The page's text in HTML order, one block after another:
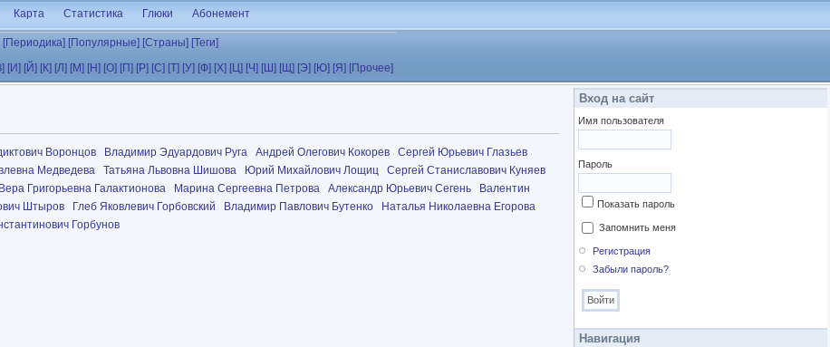
Карта Статистика Глюки Абонемент
[Периодика] [Популярные] [Страны] [Теги]
[И] [Й] [К] [Л] [М] [Н] [О] [П] [Р] [С] [Т] [У] [Ф] [Х] [Ц] [Ч] [Ш] [Щ] [Э] [Ю] [Я] [Прочее]
Воронцов Владимир Эдуардович Руга Андрей Олегович Кокорев
Сергей Юрьевич Глазьев
Медведева Татьяна Львовна Шишова Юрий Михайлович Лощиц
Сергей Станиславович Куняев
Вера Григорьевна Галактионова Марина Сергеевна Петрова Александр Юрьевич Сегень
Валентин
Штыров Глеб Яковлевич Горбовский Владимир Павлович Бутенко
Наталья Николаевна Егорова
Горбунов
Вход на сайт
Имя пользователя
Пароль
Показать пароль
Запомнить меня
Регистрация
Забыли пароль?
Навигация